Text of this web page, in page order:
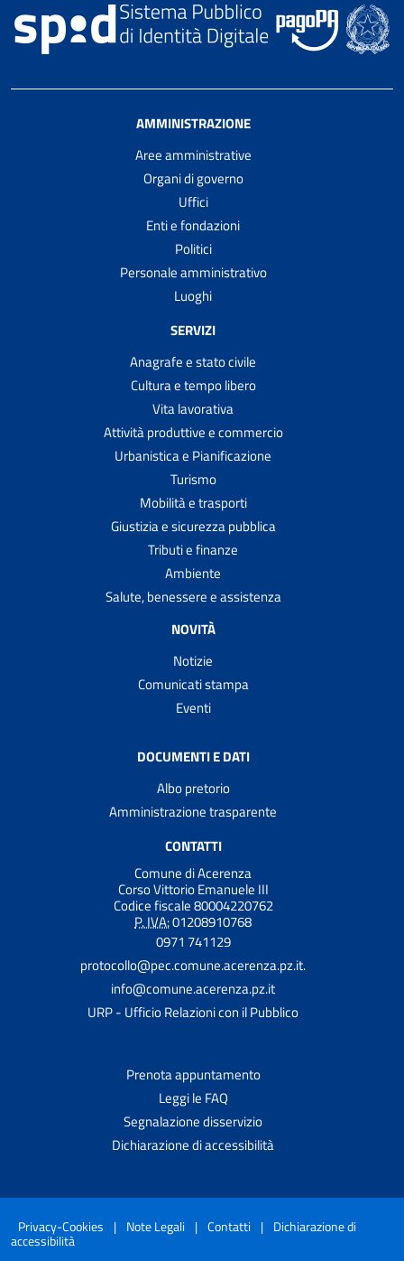
AMMINISTRAZIONE
Aree amministrative
Organi di governo
Uffici
Enti e fondazioni
Politici
Personale amministrativo
Luoghi
SERVIZI
Anagrafe e stato civile
Cultura e tempo libero
Vita lavorativa
Attività produttive e commercio
Urbanistica e Pianificazione
Turismo
Mobilità e trasporti
Giustizia e sicurezza pubblica
Tributi e finanze
Ambiente
Salute, benessere e assistenza
NOVITÀ
Notizie
Comunicati stampa
Eventi
DOCUMENTI E DATI
Albo pretorio
Amministrazione trasparente
CONTATTI
Comune di Acerenza
Corso Vittorio Emanuele III
Codice fiscale 80004220762
P. IVA:01208910768
0971 741129
protocollo@pec.comune.acerenza.pz.it.
info@comune.acerenza.pz.it
URP - Ufficio Relazioni con il Pubblico
Prenota appuntamento
Leggi le FAQ
Segnalazione disservizio
Dichiarazione di accessibilità
Privacy-Cookies | Note Legali | Contatti | Dichiarazione di
accessibilità